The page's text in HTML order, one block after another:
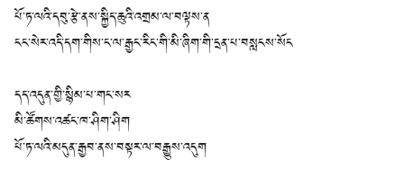
པོ་ཏ་ལའི་དབུ་རྩེ་ནས་སྐྱིད་ཆུའི་འགྲམ་ལ་བལྟས་ན
ངང་སེར་འདི་དག་གིས་ང་ལ་རྒྱང་རིང་གི་མི་ཞིག་གི་དྲན་པ་བསླངས་སོང
དད་འདུན་གྱི་སྙིམ་པ་གང་སར
མི་ཚོགས་འཚང་ཁ་ཤིག་ཤིག
པོ་ཏ་ལའི་མདུན་རྒྱབ་ནས་བསྟར་ལ་བརྒྱུས་འདུག